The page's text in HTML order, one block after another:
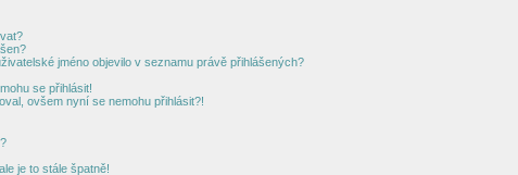
jméno objevilo v seznamu právě přihlášených?
se přihlásit!
ovšem nyní se nemohu přihlásit?!
je to stále špatně!